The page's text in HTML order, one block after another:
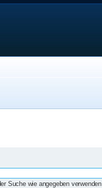
Suche wie angegeben verwenden